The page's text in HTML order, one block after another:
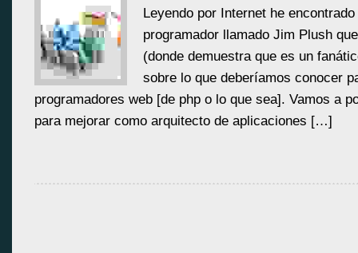
Leyendo por Internet he
programador llamado Jim Plush
(donde demuestra que es un
sobre lo que deberíamos conocer
programadores web [de php o lo que sea]. Vamos a
para mejorar como arquitecto de aplicaciones […]